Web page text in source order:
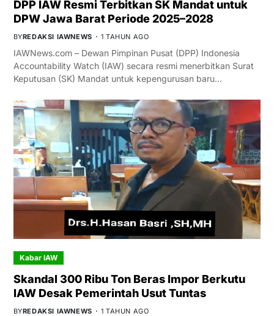
DPP IAW Resmi Terbitkan SK Mandat untuk
DPW Jawa Barat Periode 2025–2028
BYREDAKSI IAWNEWS 1 TAHUN AGO
IAWNews.com – Dewan Pimpinan Pusat (DPP) Indonesia
Accountability Watch (IAW) secara resmi menerbitkan Surat
Keputusan (SK) Mandat untuk kepengurusan baru…
Kabar IAW
Skandal 300 Ribu Ton Beras Impor Berkutu
IAW Desak Pemerintah Usut Tuntas
BYREDAKSI IAWNEWS 1 TAHUN AGO